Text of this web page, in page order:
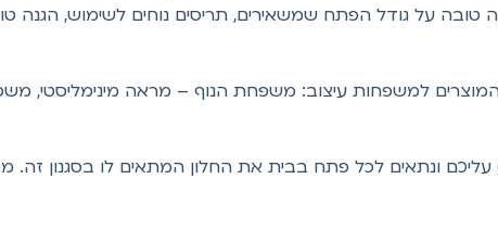
טובה על גודל הפתח שמשאירים, תריסים נוחים לשימוש,
המוצרים למשפחות עיצוב: משפחת הנוף – מראה מינימליסטי,
עליכם ונתאים לכל פתח בבית את החלון המתאים לו בסגנון זה.